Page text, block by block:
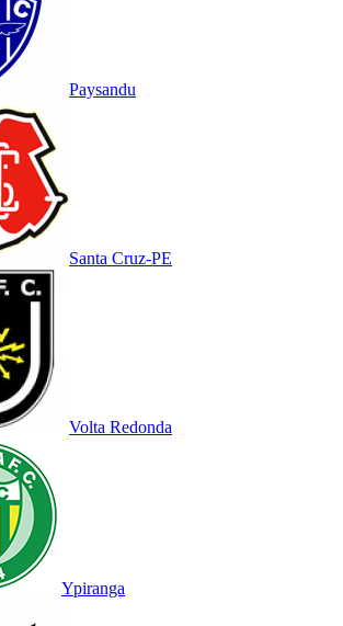
Paysandu
Santa Cruz-PE
Volta Redonda
Ypiranga